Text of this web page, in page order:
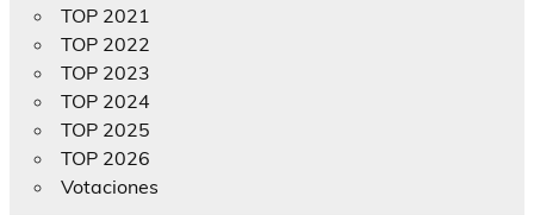
TOP 2021
TOP 2022
TOP 2023
TOP 2024
TOP 2025
TOP 2026
Votaciones